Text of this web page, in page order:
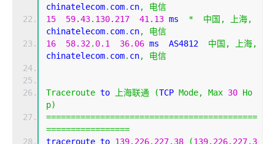
chinatelecom. com. cn,
电信
15
59.43. 130.217 41.13 ms * 中国,
上海,
chinatelecom. com. cn,
电信
16
58.32. 0.1 36.06 ms  AS4812 中国,
上海,
chinatelecom. com. cn, 电信
Traceroute to 上海联通 (TCP Mode, Max 30 Ho
p)
===========================================
=================
traceroute to 139.226. 227.38 (139.226. 227.3